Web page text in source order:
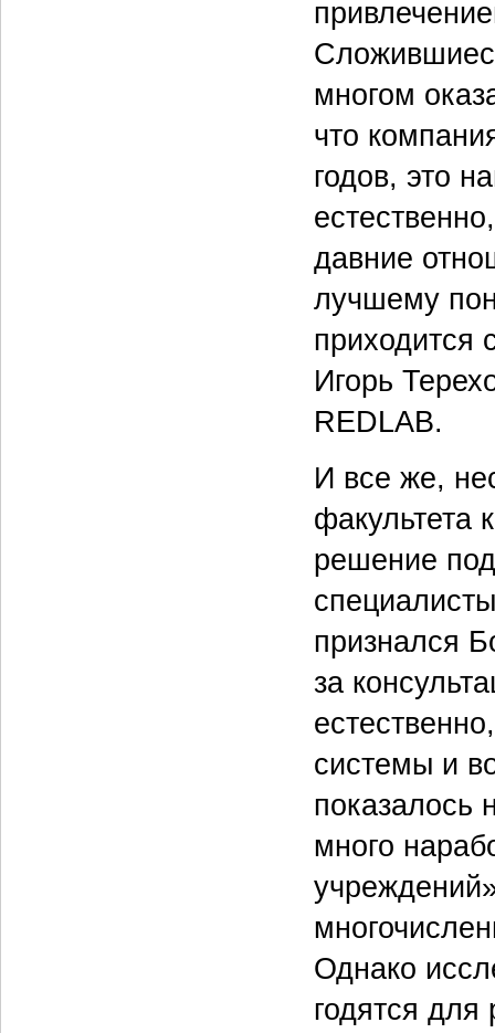
многом
что
годов, это
давние
лучшему
приходится
Игорь
REDLAB.
И все же,
факультета
решение
признался
за
системы и
показалось
много
Однако
годятся для